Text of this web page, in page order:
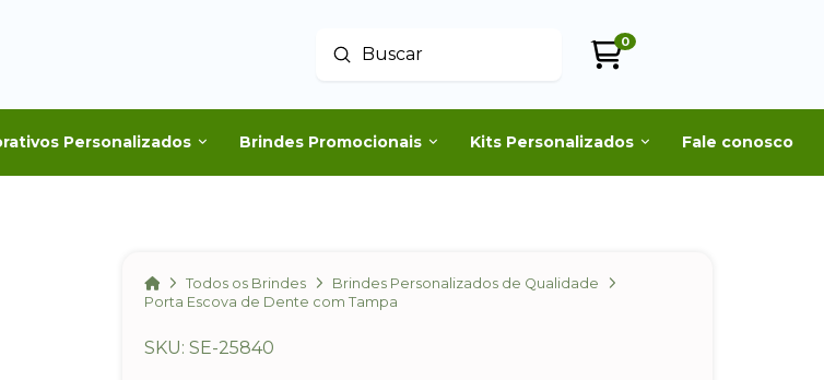
Buscar
Enviar
0
Personalizados Brindes Promocionais Kits Personalizados Fale conosco
HomeTodos os Brindes
Brindes Personalizados de Qualidade
Porta Escova de Dente com Tampa
SKU: SE-25840